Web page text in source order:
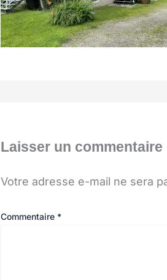
Laisser un commentaire
Votre adresse e-mail ne sera
Commentaire *